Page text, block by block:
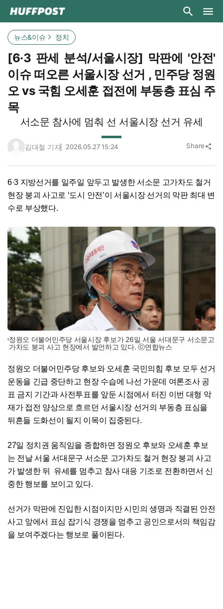
뉴스&이슈 정치
[6·3 판세 분석/서울시장] 막판에 '안전'
이슈 떠오른 서울시장 선거 , 민주당 정원
오 vs 국힘 오세훈 접전에 부동층 표심 주
목
서소문 참사에 멈춰 선 서울시장 선거 유세
김대철 기자 2026.05.27 15:24 Share share
6·3 지방선거를 일주일 앞두고 발생한 서소문 고가차도 철거
현장 붕괴 사고로 ‘도시 안전’이 서울시장 선거의 막판 최대 변
수로 부상했다.
정원오 더불어민주당 서울시장 후보가 26일 서울 서대문구 서소문고
가차도 붕괴 사고 현장에서 발언하고 있다. ⓒ연합뉴스
정원오 더불어민주당 후보와 오세훈 국민의힘 후보 모두 선거
운동을 긴급 중단하고 현장 수습에 나선 가운데 여론조사 공
표 금지 기간과 사전투표를 앞둔 시점에서 터진 이번 대형 악
재가 접전 양상으로 흐르던 서울시장 선거의 부동층 표심을
뒤흔들 도화선이 될지 이목이 집중된다.
27일 정치권 움직임을 종합하면 정원오 후보와 오세훈 후보
는 전날 서울 서대문구 서소문 고가차도 철거 현장 붕괴 사고
가 발생한 뒤 유세를 멈추고 참사 대응 기조로 전환하면서 신
중한 행보를 보이고 있다.
선거가 막판에 진입한 시점이지만 시민의 생명과 직결된 안전
사고 앞에서 표심 잡기식 경쟁을 멈추고 공인으로서의 책임감
을 보여주겠다는 행보로 풀이된다.